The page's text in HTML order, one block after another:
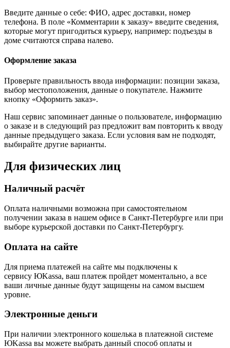
Введите данные о себе: ФИО, адрес доставки, номер
телефона. В поле «Комментарии к заказу» введите сведения,
которые могут пригодиться курьеру, например: подъезды в
доме считаются справа налево.
Оформление заказа
Проверьте правильность ввода информации: позиции заказа,
выбор местоположения, данные о покупателе. Нажмите
кнопку «Оформить заказ».
Наш сервис запоминает данные о пользователе, информацию
о заказе и в следующий раз предложит вам повторить к вводу
данные предыдущего заказа. Если условия вам не подходят,
выбирайте другие варианты.
Для физических лиц
Наличный расчёт
Оплата наличными возможна при самостоятельном
получении заказа в нашем офисе в Санкт-Петербурге или при
выборе курьерской доставки по Санкт-Петербургу.
Оплата на сайте
Для приема платежей на сайте мы подключены к
сервису ЮKassa, ваш платеж пройдет моментально, а все
ваши личные данные будут защищены на самом высшем
уровне.
Электронные деньги
При наличии электронного кошелька в платежной системе
ЮKassa вы можете выбрать данный способ оплаты и